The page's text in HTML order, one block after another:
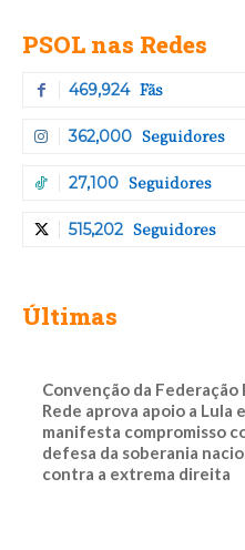
PSOL nas Redes
469,924 Fãs
362,000 Seguidores
27,100 Seguidores
515,202 Seguidores
Últimas
Convenção da Federação
Rede aprova apoio a Lula e
manifesta compromisso
defesa da soberania
contra a extrema direita